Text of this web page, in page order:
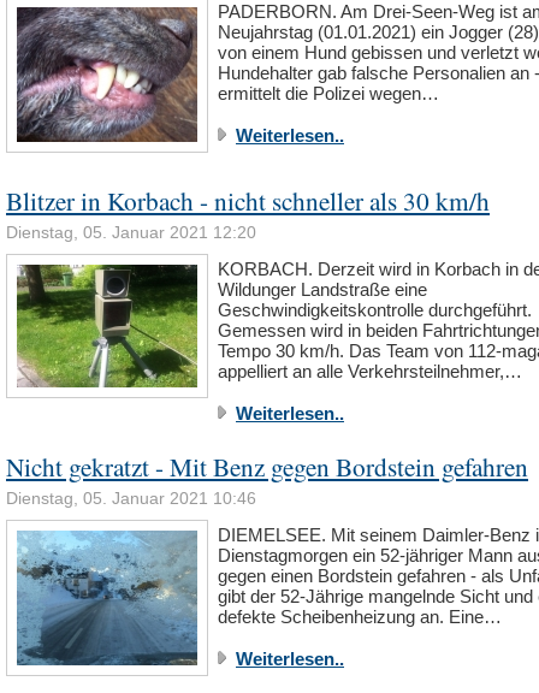
PADERBORN. Am Drei-Seen-Weg ist
Neujahrstag (01.01.2021) ein Jogger
von einem Hund gebissen und verletzt
Hundehalter gab falsche Personalien an
ermittelt die Polizei wegen…
Weiterlesen..
Blitzer in Korbach - nicht schneller als 30 km/h
Dienstag, 05. Januar 2021 12:20
KORBACH. Derzeit wird in Korbach in
Wildunger Landstraße eine
Geschwindigkeitskontrolle durchgeführt.
Gemessen wird in beiden
Tempo 30 km/h. Das Team von 112-
appelliert an alle Verkehrsteilnehmer,…
Weiterlesen..
Nicht gekratzt - Mit Benz gegen Bordstein gefahren
Dienstag, 05. Januar 2021 10:46
DIEMELSEE. Mit seinem Daimler-Benz
Dienstagmorgen ein 52-jähriger Mann
gegen einen Bordstein gefahren - als
gibt der 52-Jährige mangelnde Sicht und
defekte Scheibenheizung an. Eine…
Weiterlesen..